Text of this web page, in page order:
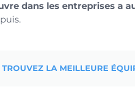
dans les entreprises a
TROUVEZ LA MEILLEURE